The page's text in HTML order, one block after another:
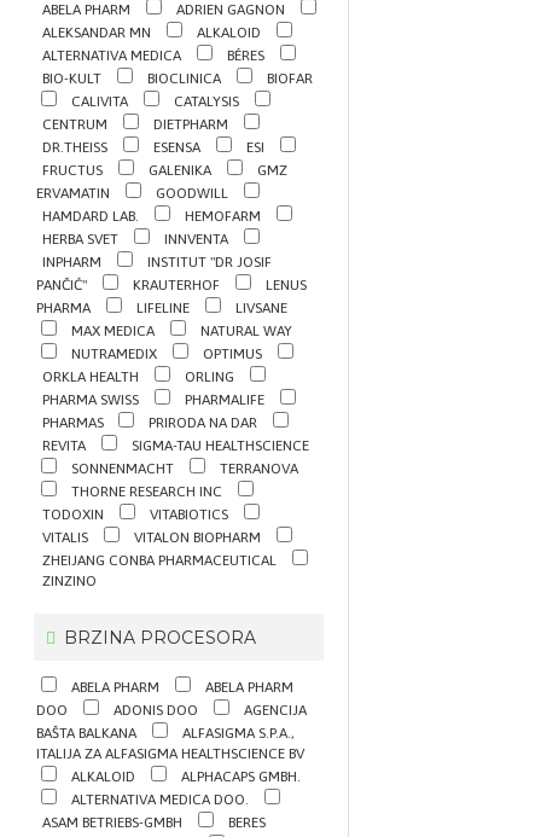
ABELA PHARM
ADRIEN GAGNON
ALEKSANDAR MN
ALKALOID
ALTERNATIVA MEDICA
BÉRES
BIO-KULT
BIOCLINICA
BIOFAR
CALIVITA
CATALYSIS
CENTRUM
DIETPHARM
DR.THEISS
ESENSA
ESI
FRUCTUS
GALENIKA
GMZ
ERVAMATIN
GOODWILL
HAMDARD LAB.
HEMOFARM
HERBA SVET
INNVENTA
INPHARM
INSTITUT "DR JOSIF
PANČIĆ"
KRAUTERHOF
LENUS
PHARMA
LIFELINE
LIVSANE
MAX MEDICA
NATURAL WAY
NUTRAMEDIX
OPTIMUS
ORKLA HEALTH
ORLING
PHARMA SWISS
PHARMALIFE
PHARMAS
PRIRODA NA DAR
REVITA
SIGMA-TAU HEALTHSCIENCE
SONNENMACHT
TERRANOVA
THORNE RESEARCH INC
TODOXIN
VITABIOTICS
VITALIS
VITALON BIOPHARM
ZHEIJANG CONBA PHARMACEUTICAL
ZINZINO
BRZINA PROCESORA
ABELA PHARM
ABELA PHARM
DOO
ADONIS DOO
AGENCIJA
BAŠTA BALKANA
ALFASIGMA S.P.A.,
ITALIJA ZA ALFASIGMA HEALTHSCIENCE BV
ALKALOID
ALPHACAPS GMBH.
ALTERNATIVA MEDICA DOO.
ASAM BETRIEBS-GMBH
BERES